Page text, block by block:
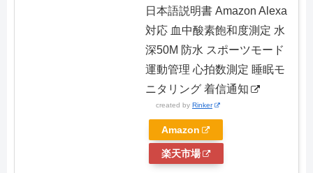
日本語説明書 Amazon Alexa
対応 血中酸素飽和度測定 水
深50M 防水 スポーツモード
運動管理 心拍数測定 睡眠モ
ニタリング 着信通知
created by Rinker
Amazon
楽天市場